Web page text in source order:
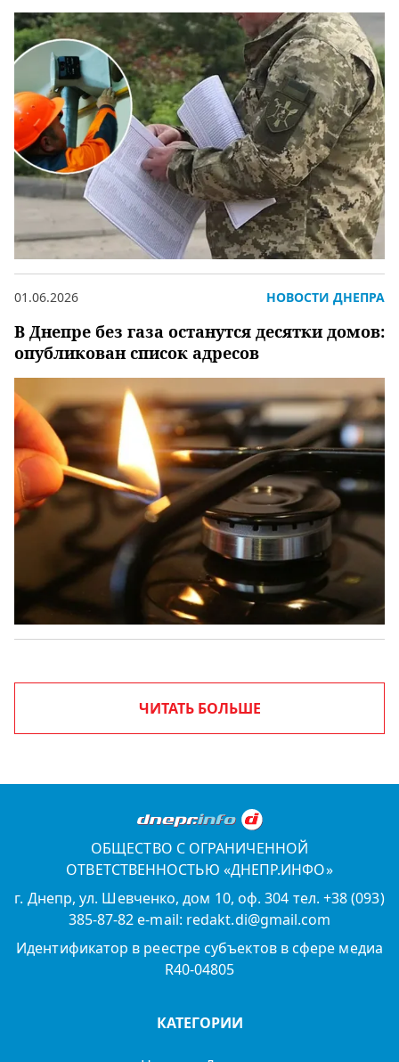
В Днепре без газа останутся десятки домов:
опубликован список адресов
01.06.2026 НОВОСТИ ДНЕПРА
ЧИТАТЬ БОЛЬШЕ
ОБЩЕСТВО С ОГРАНИЧЕННОЙ
ОТВЕТСТВЕННОСТЬЮ «ДНЕПР.ИНФО»
г. Днепр, ул. Шевченко, дом 10, оф. 304 тел. +38 (093)
385-87-82 e-mail: redakt.di@gmail.com
Идентификатор в реестре субъектов в сфере медиа
R40-04805
КАТЕГОРИИ